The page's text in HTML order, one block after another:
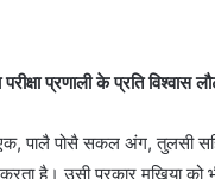
परीक्षा प्रणाली के प्रति विश्वास
पालै पोसै सकल अंग, तुलसी
है। उसी प्रकार मुखिया को